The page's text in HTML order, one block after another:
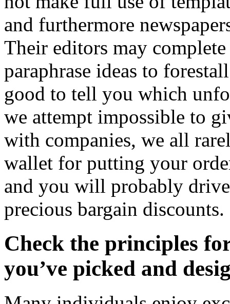
and furthermore
Their editors may
paraphrase ideas to
good to tell you which
we attempt impossible to
with companies, we all
wallet for putting your
and you will probably drive
precious bargain discounts.
Check the principles
you’ve picked and